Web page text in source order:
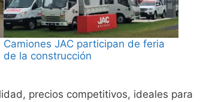
Camiones JAC participan de feria
de la construcción
precios competitivos, ideales para